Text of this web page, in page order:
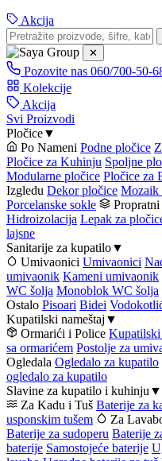
Akcija
✕
Pozovite nas 060/700-50-
Kolekcije
Akcija
Svi Proizvodi
Pločice▼
Po Nameni Podne pločice
Pločice za Kuhinju Spoljne
Modularne pločice Pločice za
Izgledu Dekor pločice Mozaik
Porcelanske sokle
Hidroizolacija Lepak za
lajsne
Sanitarije za kupatilo▼
Umivaonici Umivaonici
umivaonik Kameni umivaonik
WC šolja Monoblok WC šolja
Ostalo Pisoari Bidei
Kupatilski nameštaj ▼
Ormarići i Police
sa ormarićem Postolje za
Ogledala Ogledalo za kupatilo
ogledalo za kupatilo
Slavine za kupatilo i kuhinju ▼
Za Kadu i Tuš Baterije za
usponskim tušem
Za
Baterije za sudoperu Baterije
baterije Samostojeće baterije